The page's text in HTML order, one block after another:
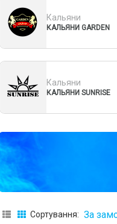
Кальяни
КАЛЬЯНИ GARDEN
Кальяни
КАЛЬЯНИ SUNRISE
Сортування: За